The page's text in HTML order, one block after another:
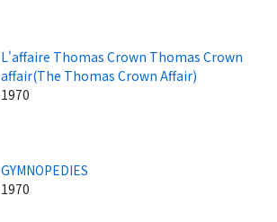
L'affaire Thomas Crown Thomas Crown
affair(The Thomas Crown Affair)
1970
GYMNOPEDIES
1970